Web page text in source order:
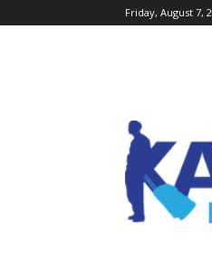
Friday, August 7,